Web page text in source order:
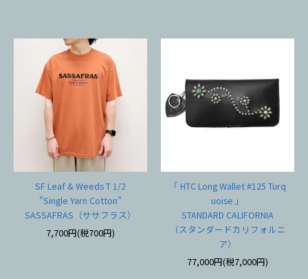
SF Leaf & Weeds T 1/2
"Single Yarn Cotton"
SASSAFRAS（ササフラス）
7,700円(税700円)
「 HTC Long Wallet #125 Turq
uoise 」
STANDARD CALIFORNIA
（スタンダードカリフォルニ
ア）
77,000円(税7,000円)